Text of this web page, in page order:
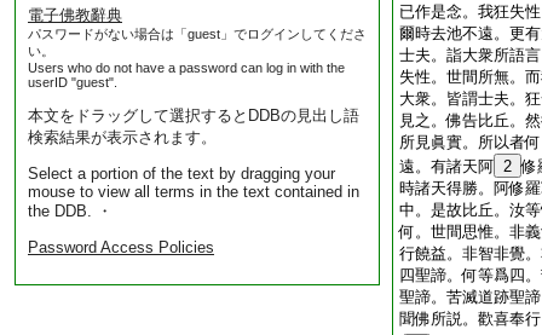
電子佛教辭典
パスワードがない場合は「guest」でログインしてくださ
い。
Users who do not have a password can log in with the
userID "guest".
本文をドラッグして選択するとDDBの見出し語
検索結果が表示されます。
Select a portion of the text by dragging your
mouse to view all terms in the text contained in
the DDB. ・
Password Access Policies
已作是念。我狂失
爾時去池不遠。更
士夫。詣大衆所語
失性。世間所無。
大衆。皆謂士夫。
見之。佛告比丘。
所見眞實。所以者
遠。有諸天阿 2 修
時諸天得勝。阿修
中。是故比丘。汝
何。世間思惟。非
行饒益。非智非覺
四聖諦。何等爲四
聖諦。苦滅道跡聖
聞佛所説。歡喜奉行